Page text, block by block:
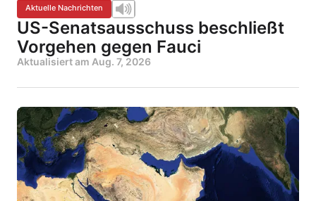
Aktuelle Nachrichten
US-Senatsausschuss beschließt
Vorgehen gegen Fauci
Aktualisiert am Aug. 7, 2026